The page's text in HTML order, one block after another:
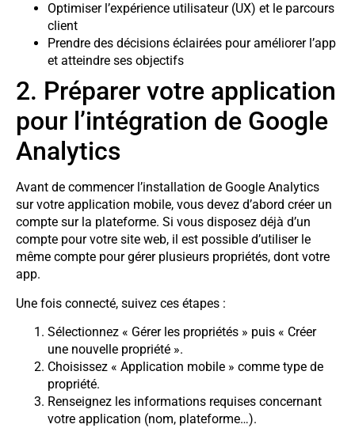
Optimiser l’expérience utilisateur (UX) et le parcours
client
Prendre des décisions éclairées pour améliorer l’app
et atteindre ses objectifs
2. Préparer votre application
pour l’intégration de Google
Analytics
Avant de commencer l’installation de Google Analytics
sur votre application mobile, vous devez d’abord créer un
compte sur la plateforme. Si vous disposez déjà d’un
compte pour votre site web, il est possible d’utiliser le
même compte pour gérer plusieurs propriétés, dont votre
app.
Une fois connecté, suivez ces étapes :
Sélectionnez « Gérer les propriétés » puis « Créer
une nouvelle propriété ».
Choisissez « Application mobile » comme type de
propriété.
Renseignez les informations requises concernant
votre application (nom, plateforme…).